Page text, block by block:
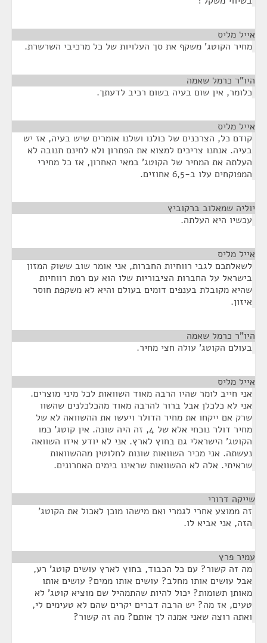
אייל מליס
מחיר הקוטג' משקף את סך העלויות של כל מרכיבי השרשרת.
היו"ר כרמל שאמה
כלומר, אין שום בעיה בשום רכיב לדעתך.
אייל מליס
קודם כל, הצרכנים של כולנו ושלנו אומרים שיש בעיה, אז יש
בעיה. אנחנו צריכים למצוא את הפתרון ולא לחינם תנובה לא
העלתה את המחיר של הקוטג' במאי האחרון, אז כל מחירי
המפוקחים עלו ב-6,5 אחוזים.
יוליה שמאלוב ברקוביץ
עכשיו היא העלתה.
אייל מליס
לשאלתכם לגבי רווחיות החברות, אני אומר שוב ששוק המזון
בישראל על החברות הציבוריות שלו הוא עם רמת רווחיות
שהיא מקובלת בענפים דומים בעולם והיא לא משקפת חוסר
איזון.
היו"ר כרמל שאמה
בעולם הקוטג' עולה חצי מחיר.
אייל מליס
אני חייב לומר שהיו הרבה מאוד השוואות לכל מיני מוצרים.
אני לא כלכלן אבל ברור להרבה מאוד מהכלכלנים שהשוו
שרק אם ייקחו את מחיר הדולר ויעשו את ההשוואה לא של
מחיר דולר נוכחי אלא של 4, זה היה שונה. אין קוטג' כמו
הקוטג' הישראלי גם בחוץ לארץ. אני לא יודע איזו השוואה
נעשתה. אני מכיר השוואות שונות לחלוטין מההשוואות
שראיתי. אלה לא ההשוואות שראינו בימים האחרונים.
שייקה דרורי
זה ממוצע אחרי לגמרי ואם מישהו מוכן לאכול את הקוטג'
הזה, אני אביא לו.
עמיר פרץ
מה זה קשור? עם כל הכבוד, בחוץ לארץ עושים קוטג' רע,
אבל עושים אותו מחלב? עושים אותו ממים? עושים אותו
מאותן תשומות? יכול להיות שהתמהיל שם מוציא קוטג' לא
טעים, אז מה? יש הרבה דברים יקרים שהם לא טעימים לי,
ואתה רוצה שאני אמנה לך אותם? מה זה קשור?